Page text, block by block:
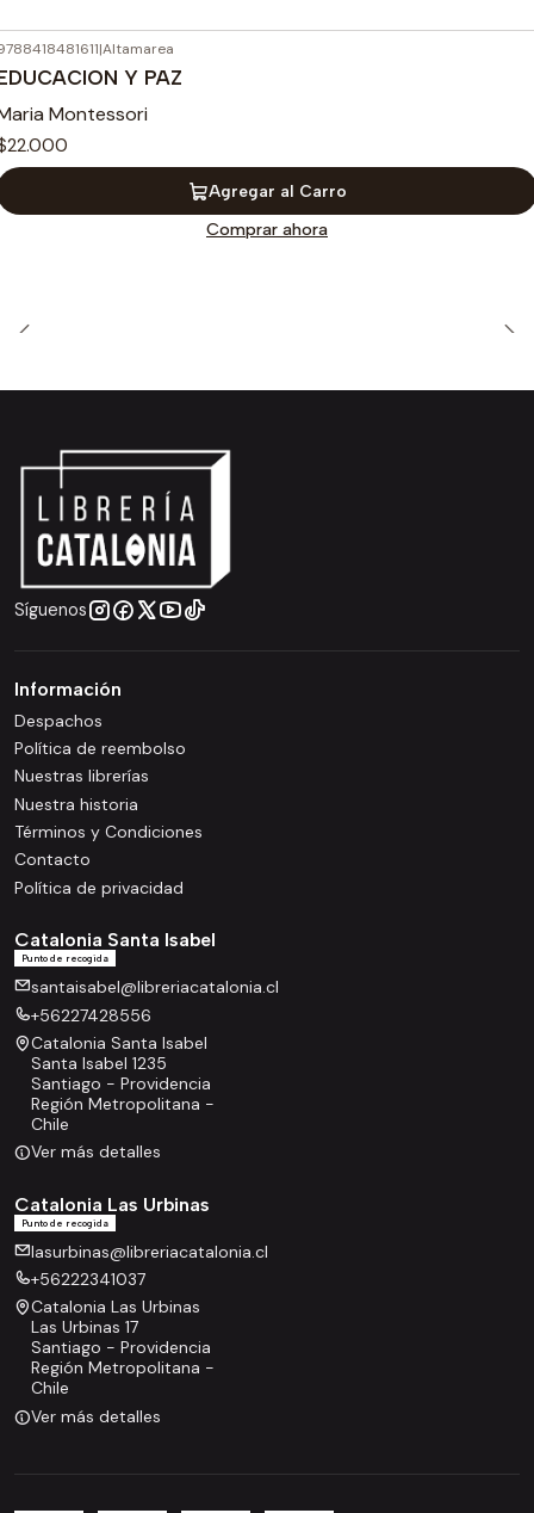
|Altamarea
Y PAZ
Montessori
Agregar al Carro
Comprar ahora
Síguenos
Información
Despachos
Política de reembolso
Nuestras librerías
Nuestra historia
Términos y Condiciones
Contacto
Política de privacidad
Catalonia Santa Isabel
Punto de recogida
santaisabel@libreriacatalonia.cl
+56227428556
Catalonia Santa Isabel
Santa Isabel 1235
Santiago - Providencia
Región Metropolitana -
Chile
Ver más detalles
Catalonia Las Urbinas
Punto de recogida
lasurbinas@libreriacatalonia.cl
+56222341037
Catalonia Las Urbinas
Las Urbinas 17
Santiago - Providencia
Región Metropolitana -
Chile
Ver más detalles